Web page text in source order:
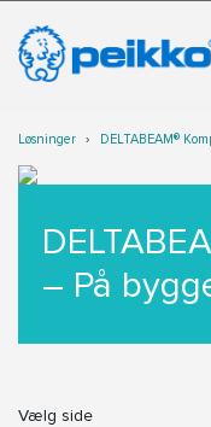
Løsninger DELTABEAM®
– På
Vælg side